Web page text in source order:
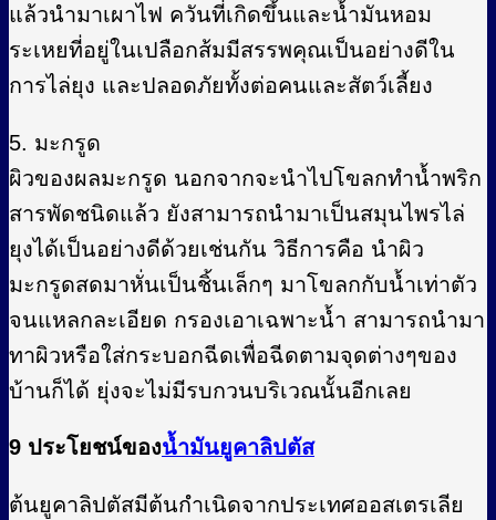
แล้วนำมาเผาไฟ ควันที่เกิดขึ้นและน้ำมันหอม
ระเหยที่อยู่ในเปลือกส้มมีสรรพคุณเป็นอย่างดีใน
การไล่ยุง และปลอดภัยทั้งต่อคนและสัตว์เลี้ยง
5. มะกรูด
ผิวของผลมะกรูด นอกจากจะนำไปโขลกทำน้ำพริก
สารพัดชนิดแล้ว ยังสามารถนำมาเป็นสมุนไพรไล่
ยุงได้เป็นอย่างดีด้วยเช่นกัน วิธีการคือ นำผิว
มะกรูดสดมาหั่นเป็นชิ้นเล็กๆ มาโขลกกับน้ำเท่าตัว
จนแหลกละเอียด กรองเอาเฉพาะน้ำ สามารถนำมา
ทาผิวหรือใส่กระบอกฉีดเพื่อฉีดตามจุดต่างๆของ
บ้านก็ได้ ยุ่งจะไม่มีรบกวนบริเวณนั้นอีกเลย
9 ประโยชน์ของน้ำมันยูคาลิปตัส
ต้นยูคาลิปตัสมีต้นกำเนิดจากประเทศออสเตรเลีย